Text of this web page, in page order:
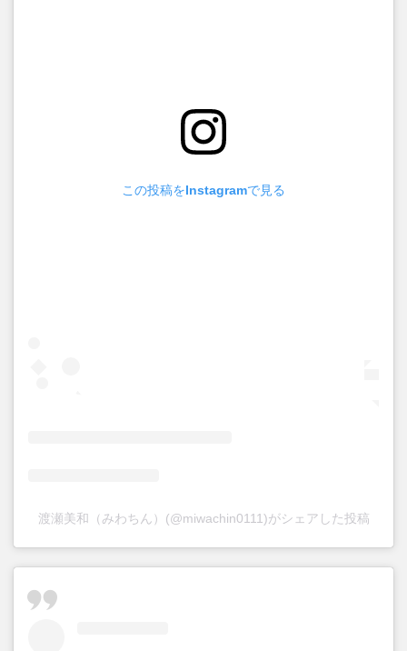
この投稿をInstagramで見る
渡瀬美和（みわちん）(@miwachin0111)がシェアした投稿